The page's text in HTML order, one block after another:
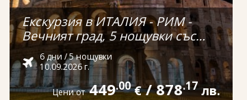
Екскурзия в ИТАЛИЯ - РИМ -
Вечният град, 5 нощувки със
самолет и обслужване на
български език! С директен
полет от ВАРНА!
6 дни / 5 нощувки
10.09.2026 г.
Цени от 449.00 € / 878.17 лв.